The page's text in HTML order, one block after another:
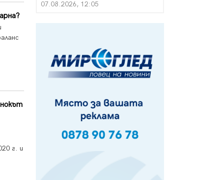
г. и
07.08.2026, 12:05
Първите крачки в помощ на
пенсионерите в Перник, вече са
факт
Пак ограничават камионите по
магистралите в петък и неделя.
07.08.2026, 07:55